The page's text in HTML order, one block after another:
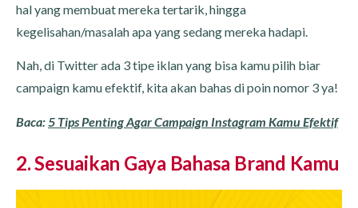
hal yang membuat mereka tertarik, hingga
kegelisahan/masalah apa yang sedang mereka hadapi.
Nah, di Twitter ada 3 tipe iklan yang bisa kamu pilih biar
campaign kamu efektif, kita akan bahas di poin nomor 3 ya!
Baca: 5 Tips Penting Agar Campaign Instagram Kamu Efektif
2. Sesuaikan Gaya Bahasa Brand Kamu